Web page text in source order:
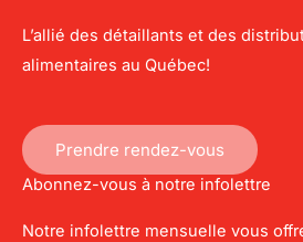
L’allié des détaillants et des
alimentaires au Québec!
Prendre rendez-vous
Abonnez-vous à notre infolettre
Notre infolettre mensuelle vous